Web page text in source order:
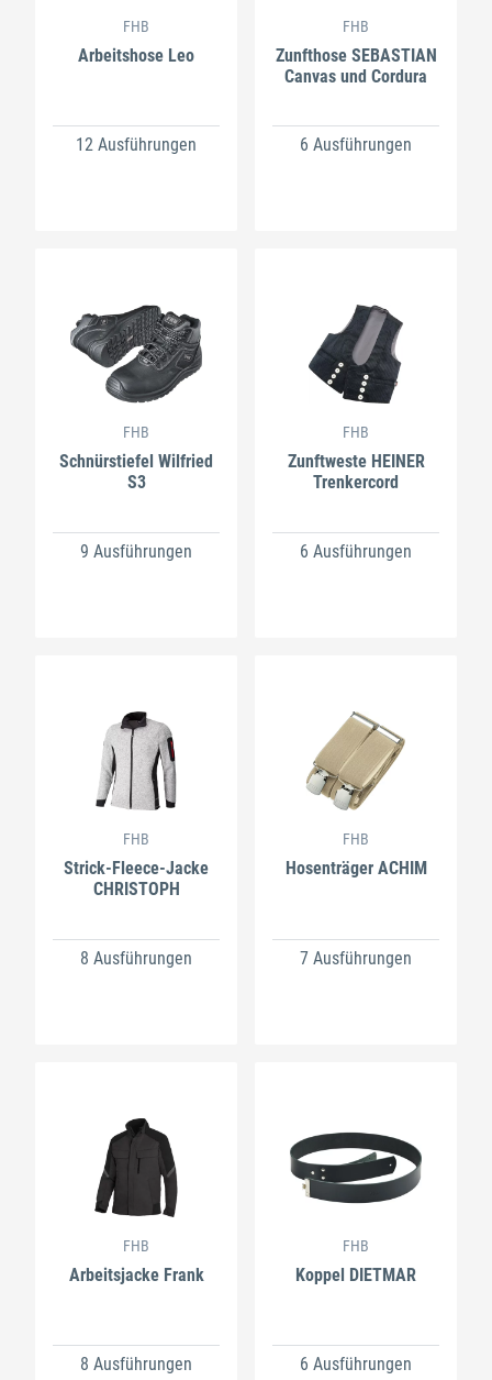
FHB
Arbeitshose Leo
12 Ausführungen
FHB
Zunfthose SEBASTIAN
Canvas und Cordura
6 Ausführungen
FHB
Schnürstiefel Wilfried
S3
9 Ausführungen
FHB
Zunftweste HEINER
Trenkercord
6 Ausführungen
FHB
Strick-Fleece-Jacke
CHRISTOPH
8 Ausführungen
FHB
Hosenträger ACHIM
7 Ausführungen
FHB
Arbeitsjacke Frank
8 Ausführungen
FHB
Koppel DIETMAR
6 Ausführungen